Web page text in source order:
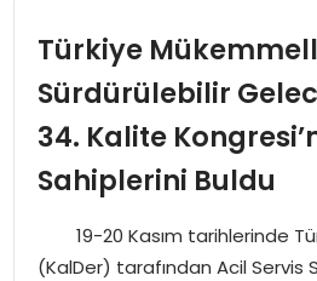
EKONOMI
EĞITIM
Türkiye
Sürdürülebilir
34. Kalite
Sahiplerini Buldu
19-20 Kasım tarihlerinde
(KalDer) tarafından Acil